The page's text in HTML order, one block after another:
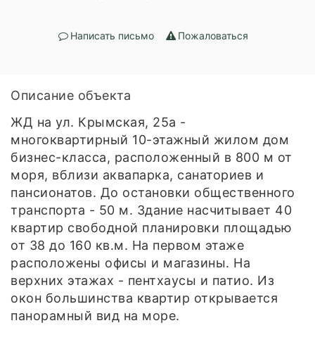
Написать письмо Пожаловаться
Описание объекта
ЖД на ул. Крымская, 25а -
многоквартирный 10-этажный жилом дом
бизнес-класса, расположенный в 800 м от
моря, вблизи аквапарка, санаториев и
пансионатов. До остановки общественного
транспорта - 50 м. Здание насчитывает 40
квартир свободной планировки площадью
от 38 до 160 кв.м. На первом этаже
расположены офисы и магазины. На
верхних этажах - пентхаусы и патио. Из
окон большинства квартир открывается
панорамный вид на море.